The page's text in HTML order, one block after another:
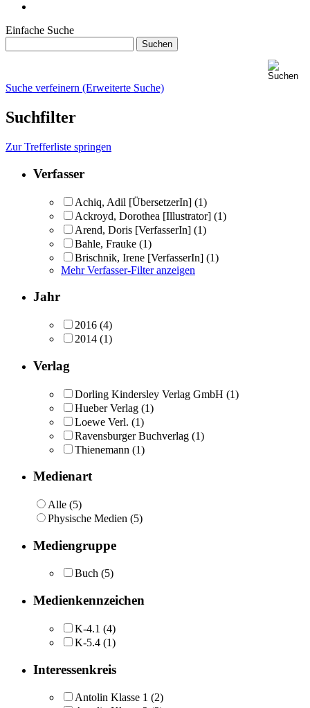
Einfache Suche
Suche verfeinern (Erweiterte Suche)
Suchfilter
Zur Trefferliste springen
Verfasser
Achiq, Adil [ÜbersetzerIn] (1)
Ackroyd, Dorothea [Illustrator] (1)
Arend, Doris [VerfasserIn] (1)
Bahle, Frauke (1)
Brischnik, Irene [VerfasserIn] (1)
Mehr Verfasser-Filter anzeigen
Jahr
2016 (4)
2014 (1)
Verlag
Dorling Kindersley Verlag GmbH (1)
Hueber Verlag (1)
Loewe Verl. (1)
Ravensburger Buchverlag (1)
Thienemann (1)
Medienart
Alle (5)
Physische Medien (5)
Mediengruppe
Buch (5)
Medienkennzeichen
K-4.1 (4)
K-5.4 (1)
Interessenkreis
Antolin Klasse 1 (2)